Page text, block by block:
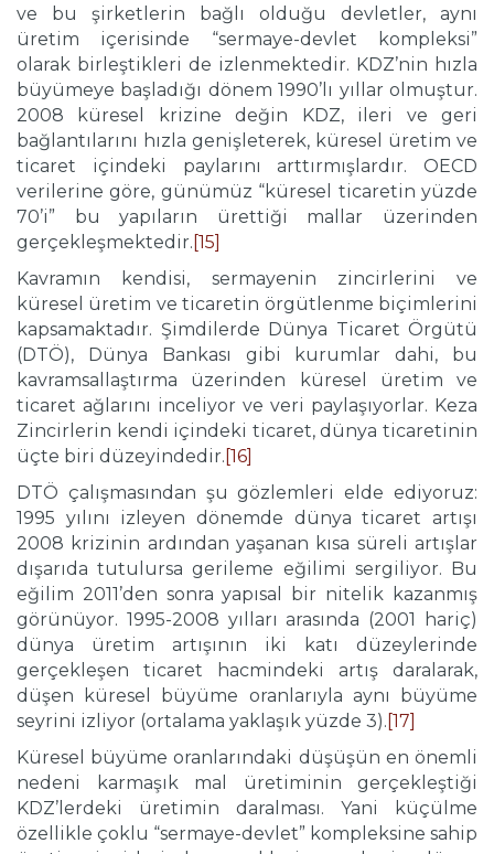
ve bu şirketlerin bağlı olduğu devletler, aynı
üretim içerisinde “sermaye-devlet kompleksi”
olarak birleştikleri de izlenmektedir. KDZ’nin hızla
büyümeye başladığı dönem 1990’lı yıllar olmuştur.
2008 küresel krizine değin KDZ, ileri ve geri
bağlantılarını hızla genişleterek, küresel üretim ve
ticaret içindeki paylarını arttırmışlardır. OECD
verilerine göre, günümüz “küresel ticaretin yüzde
70’i” bu yapıların ürettiği mallar üzerinden
gerçekleşmektedir. [15]
Kavramın kendisi, sermayenin zincirlerini ve
küresel üretim ve ticaretin örgütlenme biçimlerini
kapsamaktadır. Şimdilerde Dünya Ticaret Örgütü
(DTÖ), Dünya Bankası gibi kurumlar dahi, bu
kavramsallaştırma üzerinden küresel üretim ve
ticaret ağlarını inceliyor ve veri paylaşıyorlar. Keza
Zincirlerin kendi içindeki ticaret, dünya ticaretinin
üçte biri düzeyindedir. [16]
DTÖ çalışmasından şu gözlemleri elde ediyoruz:
1995 yılını izleyen dönemde dünya ticaret artışı
2008 krizinin ardından yaşanan kısa süreli artışlar
dışarıda tutulursa gerileme eğilimi sergiliyor. Bu
eğilim 2011’den sonra yapısal bir nitelik kazanmış
görünüyor. 1995-2008 yılları arasında (2001 hariç)
dünya üretim artışının iki katı düzeylerinde
gerçekleşen ticaret hacmindeki artış daralarak,
düşen küresel büyüme oranlarıyla aynı büyüme
seyrini izliyor (ortalama yaklaşık yüzde 3). [17]
Küresel büyüme oranlarındaki düşüşün en önemli
nedeni karmaşık mal üretiminin gerçekleştiği
KDZ’lerdeki üretimin daralması. Yani küçülme
özellikle çoklu “sermaye-devlet” kompleksine sahip